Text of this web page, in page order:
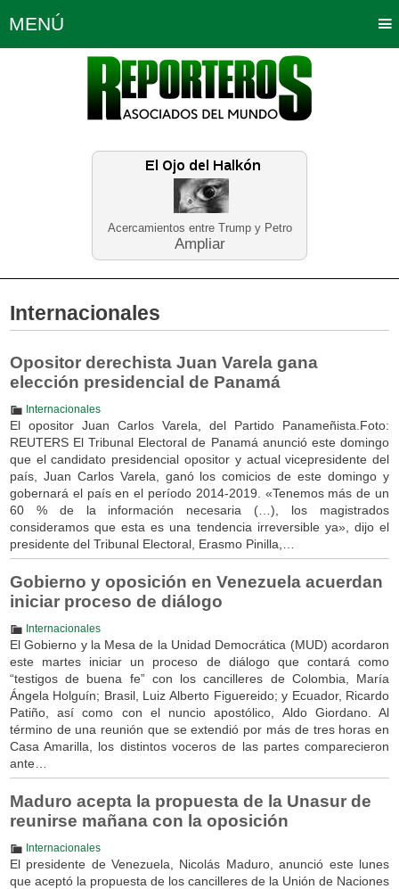
Acercamientos entre Trump y Petro
Ampliar
MENÚ
Política Opinión Bogotá
Planeta Tierra Deportes
Educación Neira
Internacionales
Opositor derechista Juan Varela gana
elección presidencial de Panamá
Internacionales
El opositor Juan Carlos Varela, del Partido Panameñista.Foto:
REUTERS El Tribunal Electoral de Panamá anunció este domingo
que el candidato presidencial opositor y actual vicepresidente del
país, Juan Carlos Varela, ganó los comicios de este domingo y
gobernará el país en el período 2014-2019. «Tenemos más de un
60 % de la información necesaria (…), los magistrados
consideramos que esta es una tendencia irreversible ya», dijo el
presidente del Tribunal Electoral, Erasmo Pinilla,…
Gobierno y oposición en Venezuela acuerdan
iniciar proceso de diálogo
Internacionales
El Gobierno y la Mesa de la Unidad Democrática (MUD) acordaron
este martes iniciar un proceso de diálogo que contará como
“testigos de buena fe” con los cancilleres de Colombia, María
Ángela Holguín; Brasil, Luiz Alberto Figuereido; y Ecuador, Ricardo
Patiño, así como con el nuncio apostólico, Aldo Giordano. Al
término de una reunión que se extendió por más de tres horas en
Casa Amarilla, los distintos voceros de las partes comparecieron
ante…
Maduro acepta la propuesta de la Unasur de
reunirse mañana con la oposición
Internacionales
El presidente de Venezuela, Nicolás Maduro, anunció este lunes
que aceptó la propuesta de los cancilleres de la Unión de Naciones